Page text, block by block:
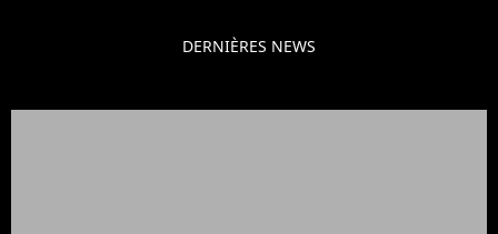
DERNIÈRES NEWS